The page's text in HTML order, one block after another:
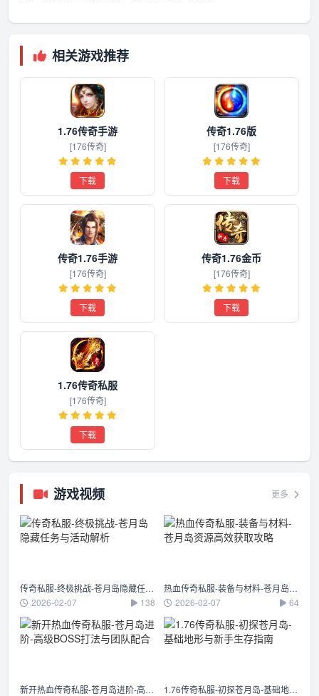
相关游戏推荐
1.76传奇手游
[176传奇]
下载
传奇1.76版
[176传奇]
下载
传奇1.76手游
[176传奇]
下载
传奇1.76金币
[176传奇]
下载
1.76传奇私服
[176传奇]
下载
游戏视频 更多
传奇私服-终极挑战-苍月岛隐藏任务与活动解析
2026-02-07
138
热血传奇私服-装备与材料-苍月岛资源高效获取攻略
2026-02-07
64
新开热血传奇私服-苍月岛进阶-高级BOSS打法与团队配合
1.76传奇私服-初探苍月岛-基础地形与新手生存指南